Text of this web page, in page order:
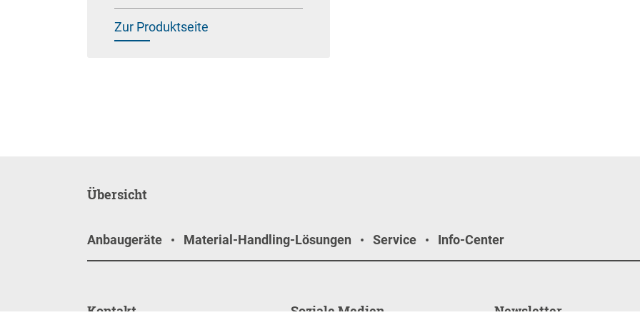
Zur Produktseite
Übersicht
Anbaugeräte Material-Handling-Lösungen Service Info-Center
Kontakt Soziale Medien Newsletter